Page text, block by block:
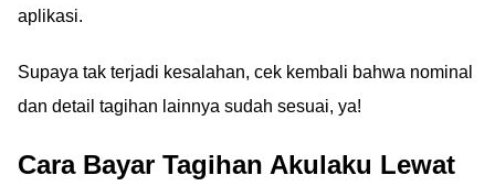
aplikasi.
Supaya tak terjadi kesalahan, cek kembali bahwa nominal
dan detail tagihan lainnya sudah sesuai, ya!
Cara Bayar Tagihan Akulaku Lewat